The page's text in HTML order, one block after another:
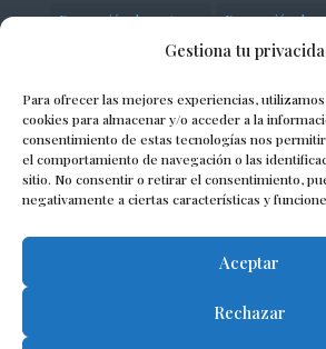
Gestiona tu
Para ofrecer las mejores experiencias,
cookies para almacenar y/o acceder a la
consentimiento de estas tecnologías nos
el comportamiento de navegación o las
sitio. No consentir o retirar el consentimiento,
negativamente a ciertas características y
Aceptar
Rechazar
Reparación de motores Reparación de
Seguridad en carretera servicios
Sistema de distribución
Soluciones para suspensión defectuosa
Solución de problemas del motor
Suspensión neumática taller